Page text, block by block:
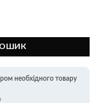
21700 кількість
необхідного товару